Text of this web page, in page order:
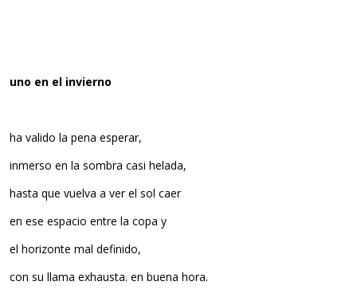
uno en el invierno
ha valido la pena esperar,
inmerso en la sombra casi helada,
hasta que vuelva a ver el sol caer
en ese espacio entre la copa y
el horizonte mal definido,
con su llama exhausta. en buena hora.